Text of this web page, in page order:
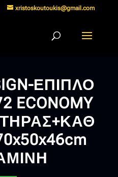
xristoskoutoukis@gmail.com
ΕΠΙΠΛΟ
ECONOMY